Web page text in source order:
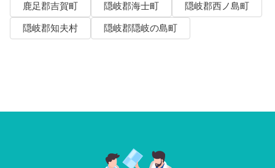
鹿足郡吉賀町
隠岐郡海士町
隠岐郡西ノ島町
隠岐郡知夫村
隠岐郡隠岐の島町